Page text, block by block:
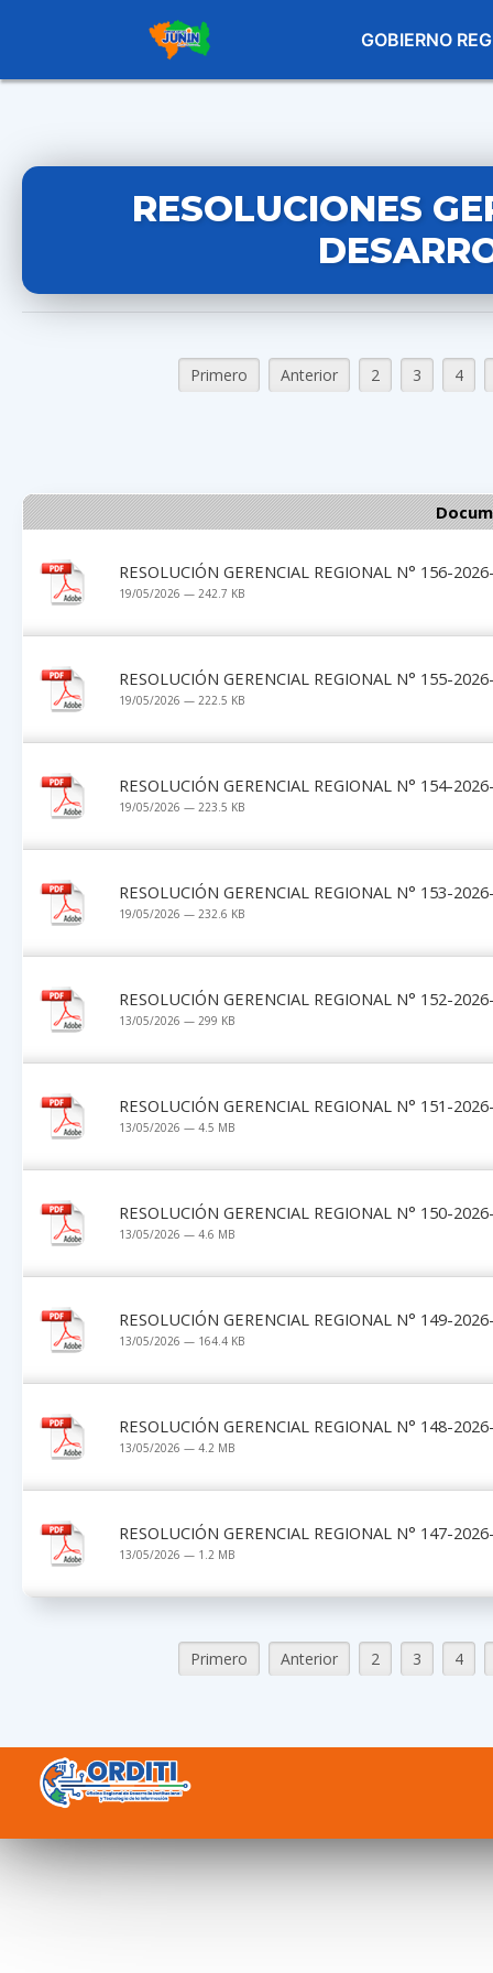
GOBIERNO
RESOLUCIONES
Primero Anterior 2 3 4
RESOLUCIÓN GERENCIAL REGIONAL N° 156-
19/05/2026 — 242.7 KB
RESOLUCIÓN GERENCIAL REGIONAL N° 155-
19/05/2026 — 222.5 KB
RESOLUCIÓN GERENCIAL REGIONAL N° 154-
19/05/2026 — 223.5 KB
RESOLUCIÓN GERENCIAL REGIONAL N° 153-
19/05/2026 — 232.6 KB
RESOLUCIÓN GERENCIAL REGIONAL N° 152-
13/05/2026 — 299 KB
RESOLUCIÓN GERENCIAL REGIONAL N° 151-
13/05/2026 — 4.5 MB
RESOLUCIÓN GERENCIAL REGIONAL N° 150-
13/05/2026 — 4.6 MB
RESOLUCIÓN GERENCIAL REGIONAL N° 149-
13/05/2026 — 164.4 KB
RESOLUCIÓN GERENCIAL REGIONAL N° 148-
13/05/2026 — 4.2 MB
RESOLUCIÓN GERENCIAL REGIONAL N° 147-
13/05/2026 — 1.2 MB
Primero Anterior 2 3 4